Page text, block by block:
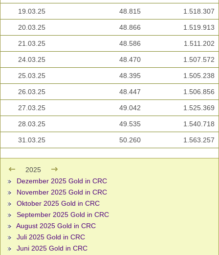
19.03.25 48.815 1.518.307
20.03.25 48.866 1.519.913
21.03.25 48.586 1.511.202
24.03.25 48.470 1.507.572
25.03.25 48.395 1.505.238
26.03.25 48.447 1.506.856
27.03.25 49.042 1.525.369
28.03.25 49.535 1.540.718
31.03.25 50.260 1.563.257
2025
Dezember 2025 Gold in CRC
November 2025 Gold in CRC
Oktober 2025 Gold in CRC
September 2025 Gold in CRC
August 2025 Gold in CRC
Juli 2025 Gold in CRC
Juni 2025 Gold in CRC